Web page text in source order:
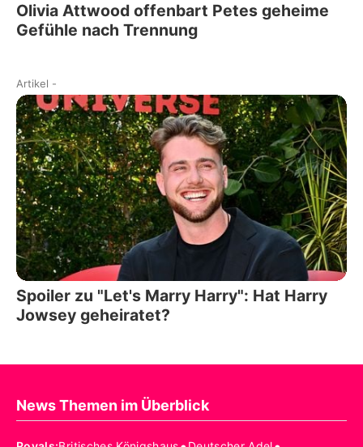
Olivia Attwood offenbart Petes geheime
Gefühle nach Trennung
Artikel -
Spoiler zu "Let's Marry Harry": Hat Harry
Jowsey geheiratet?
News Themen im Überblick